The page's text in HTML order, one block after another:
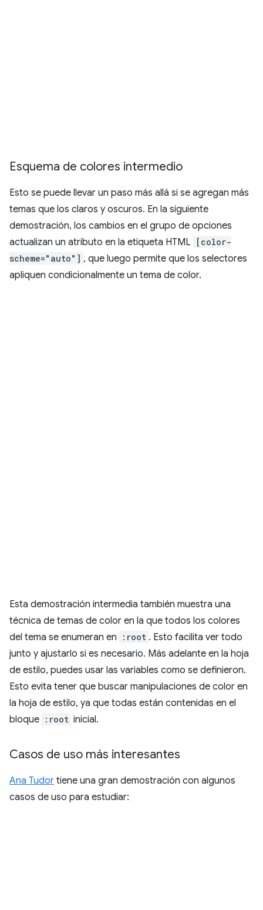
Esquema de colores intermedio
Esto se puede llevar un paso más allá si se agregan más
temas que los claros y oscuros. En la siguiente
demostración, los cambios en el grupo de opciones
actualizan un atributo en la etiqueta HTML
[color-
scheme="auto"] , que luego permite que los selectores
apliquen condicionalmente un tema de color.
Esta demostración intermedia también muestra una
técnica de temas de color en la que todos los colores
del tema se enumeran en
:root . Esto facilita ver todo
junto y ajustarlo si es necesario. Más adelante en la hoja
de estilo, puedes usar las variables como se definieron.
Esto evita tener que buscar manipulaciones de color en
la hoja de estilo, ya que todas están contenidas en el
bloque :root inicial.
Casos de uso más interesantes
Ana Tudor tiene una gran demostración con algunos
casos de uso para estudiar: